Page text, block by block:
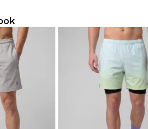
komfortabelt i eget hjem.
leveringsdatoen og frem til at
Returnering af
at bytte
er helt
GRATIS!
returnere et produkt via din